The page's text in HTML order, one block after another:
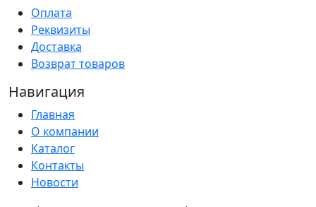
Оплата
Реквизиты
Доставка
Возврат товаров
Навигация
Главная
О компании
Каталог
Контакты
Новости